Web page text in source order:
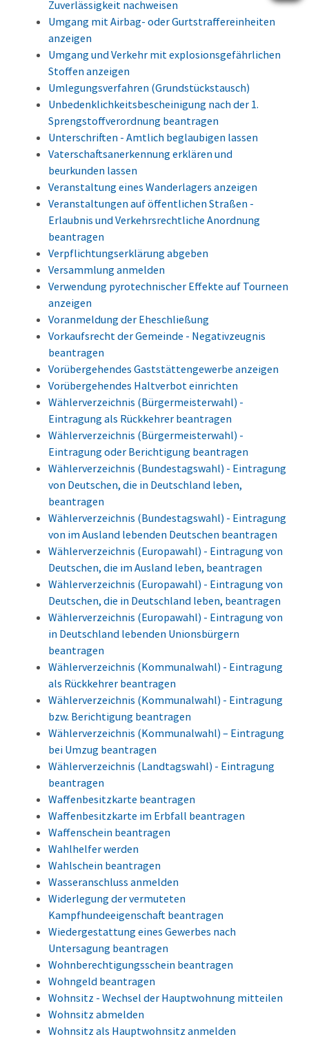
Zuverlässigkeit nachweisen
Umgang mit Airbag- oder Gurtstraffereinheiten
anzeigen
Umgang und Verkehr mit explosionsgefährlichen
Stoffen anzeigen
Umlegungsverfahren (Grundstückstausch)
Unbedenklichkeitsbescheinigung nach der 1.
Sprengstoffverordnung beantragen
Unterschriften - Amtlich beglaubigen lassen
Vaterschaftsanerkennung erklären und
beurkunden lassen
Veranstaltung eines Wanderlagers anzeigen
Veranstaltungen auf öffentlichen Straßen -
Erlaubnis und Verkehrsrechtliche Anordnung
beantragen
Verpflichtungserklärung abgeben
Versammlung anmelden
Verwendung pyrotechnischer Effekte auf Tourneen
anzeigen
Voranmeldung der Eheschließung
Vorkaufsrecht der Gemeinde - Negativzeugnis
beantragen
Vorübergehendes Gaststättengewerbe anzeigen
Vorübergehendes Haltverbot einrichten
Wählerverzeichnis (Bürgermeisterwahl) -
Eintragung als Rückkehrer beantragen
Wählerverzeichnis (Bürgermeisterwahl) -
Eintragung oder Berichtigung beantragen
Wählerverzeichnis (Bundestagswahl) - Eintragung
von Deutschen, die in Deutschland leben,
beantragen
Wählerverzeichnis (Bundestagswahl) - Eintragung
von im Ausland lebenden Deutschen beantragen
Wählerverzeichnis (Europawahl) - Eintragung von
Deutschen, die im Ausland leben, beantragen
Wählerverzeichnis (Europawahl) - Eintragung von
Deutschen, die in Deutschland leben, beantragen
Wählerverzeichnis (Europawahl) - Eintragung von
in Deutschland lebenden Unionsbürgern
beantragen
Wählerverzeichnis (Kommunalwahl) - Eintragung
als Rückkehrer beantragen
Wählerverzeichnis (Kommunalwahl) - Eintragung
bzw. Berichtigung beantragen
Wählerverzeichnis (Kommunalwahl) – Eintragung
bei Umzug beantragen
Wählerverzeichnis (Landtagswahl) - Eintragung
beantragen
Waffenbesitzkarte beantragen
Waffenbesitzkarte im Erbfall beantragen
Waffenschein beantragen
Wahlhelfer werden
Wahlschein beantragen
Wasseranschluss anmelden
Widerlegung der vermuteten
Kampfhundeeigenschaft beantragen
Wiedergestattung eines Gewerbes nach
Untersagung beantragen
Wohnberechtigungsschein beantragen
Wohngeld beantragen
Wohnsitz - Wechsel der Hauptwohnung mitteilen
Wohnsitz abmelden
Wohnsitz als Hauptwohnsitz anmelden